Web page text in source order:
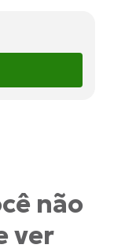
não
ver